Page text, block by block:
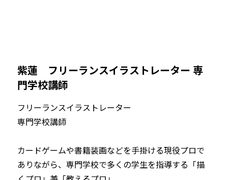
紫蓮　フリーランスイラストレーター 専
門学校講師
フリーランスイラストレーター
専門学校講師
カードゲームや書籍装画などを手掛ける現役プロで
ありながら、専門学校で多くの学生を指導する「描